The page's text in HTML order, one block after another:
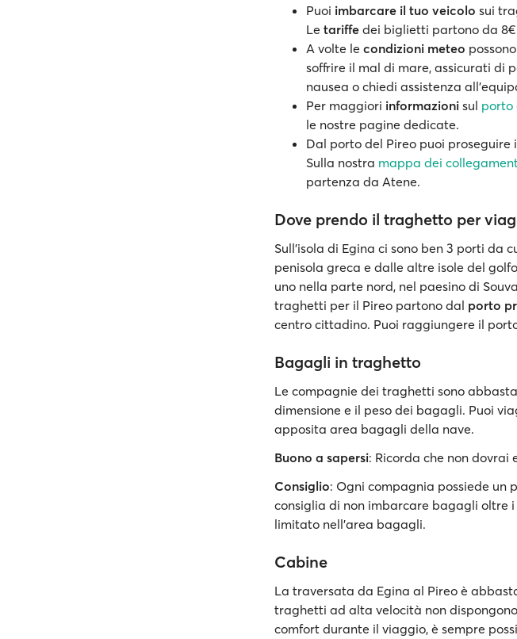
Puoi imbarcare il tuo veicolo sui
Le tariffe dei biglietti partono da
A volte le condizioni meteo
soffrire il mal di mare, assicurati di
nausea o chiedi assistenza
Per maggiori informazioni sul porto
le nostre pagine dedicate.
Dal porto del Pireo puoi proseguire
Sulla nostra mappa dei
partenza da Atene.
Dove prendo il traghetto per
Sull'isola di Egina ci sono ben 3 porti da
penisola greca e dalle altre isole del
uno nella parte nord, nel paesino di
traghetti per il Pireo partono dal porto
centro cittadino. Puoi raggiungere il
Bagagli in traghetto
Le compagnie dei traghetti sono
dimensione e il peso dei bagagli. Puoi
apposita area bagagli della nave.
Buono a sapersi: Ricorda che non dovrai
Consiglio: Ogni compagnia possiede un
consiglia di non imbarcare bagagli oltre
limitato nell'area bagagli.
Cabine
La traversata da Egina al Pireo è
traghetti ad alta velocità non
comfort durante il viaggio, è sempre